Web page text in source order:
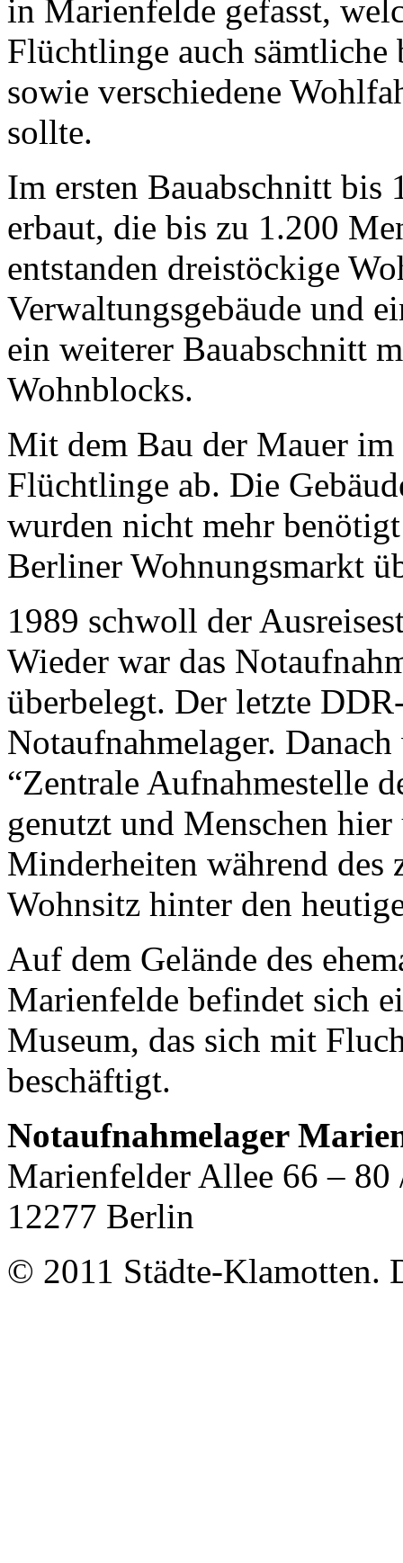
in Marienfelde gefasst,
Flüchtlinge auch sämtliche
sowie verschiedene
sollte.
Im ersten Bauabschnitt bis
erbaut, die bis zu 1.200
entstanden dreistöckige
Verwaltungsgebäude und
ein weiterer Bauabschnitt
Wohnblocks.
Mit dem Bau der Mauer im
Flüchtlinge ab. Die
wurden nicht mehr
Berliner Wohnungsmarkt
1989 schwoll der
Wieder war das
überbelegt. Der letzte DDR
Notaufnahmelager.
“Zentrale Aufnahmestelle
genutzt und Menschen
Minderheiten während des
Wohnsitz hinter den
Auf dem Gelände des
Marienfelde befindet sich
Museum, das sich mit
beschäftigt.
Notaufnahmelager
Marienfelder Allee 66 – 80
12277 Berlin
© 2011 Städte-Klamotten.